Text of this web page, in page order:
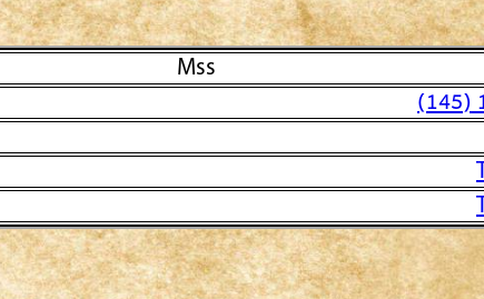
Mss